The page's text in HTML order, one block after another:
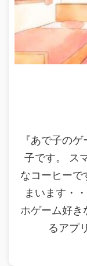
『あで子の
子です。 ス
なコーヒーで
まいます・
ホゲーム好き
るアプ